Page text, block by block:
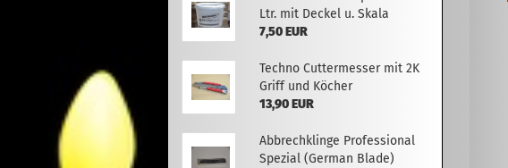
Ltr. mit Deckel u. Skala
7,50 EUR
Techno Cuttermesser mit 2K
Griff und Köcher
13,90 EUR
Abbrechklinge Professional
Spezial (German Blade)